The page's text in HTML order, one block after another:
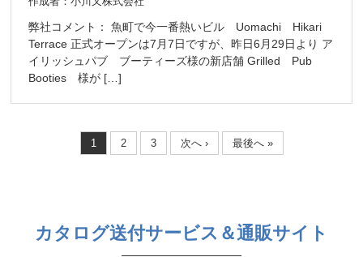
弊社コメント： 魚町で今一番熱いビル Uomachi Hikari
Terrace 正式オープンは7月7日ですが、昨日6月29日より ア
イリッシュパブ ブーティーズ様の新店舗 Grilled Pub
Booties 様が […]
1 2 3 次へ › 最後へ »
カタログ送付サービス＆通販サイト